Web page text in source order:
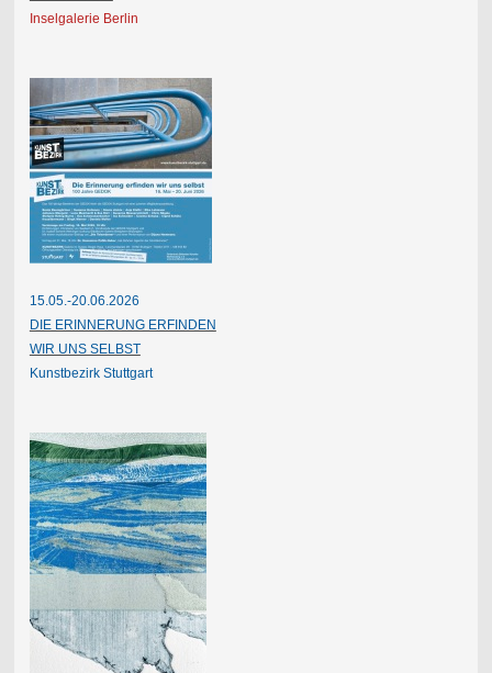
Inselgalerie Berlin
15.05.-20.06.2026
DIE ERINNERUNG ERFINDEN
WIR UNS SELBST
Kunstbezirk Stuttgart